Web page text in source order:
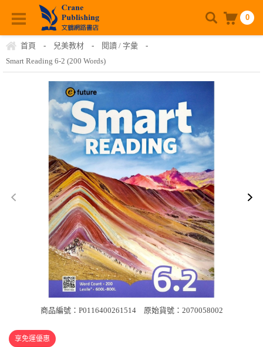
0
首頁 - 兒美教材 - 閱讀 / 字彙
-
Smart Reading 6-2 (200 Words)
商品編號：P0116400261514 原始貨號：2070058002
享免運優惠